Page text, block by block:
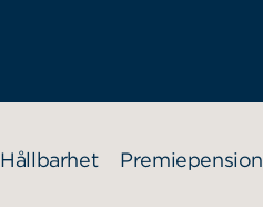
Hållbarhet Premiepension